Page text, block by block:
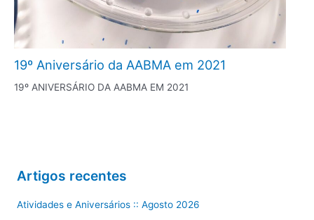
19º Aniversário da AABMA em 2021
19º ANIVERSÁRIO DA AABMA EM 2021
Artigos recentes
Atividades e Aniversários :: Agosto 2026